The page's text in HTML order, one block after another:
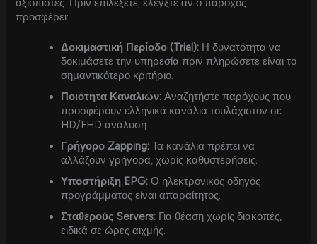
προσφέρει:
Δοκιμαστική Περίοδο (Trial): Η δυνατότητα να
δοκιμάσετε την υπηρεσία πριν πληρώσετε είναι το
σημαντικότερο κριτήριο.
Ποιότητα Καναλιών: Αναζητήστε παρόχους που
προσφέρουν ελληνικά κανάλια τουλάχιστον σε
HD/FHD ανάλυση.
Γρήγορο Zapping: Τα κανάλια πρέπει να
αλλάζουν γρήγορα, χωρίς καθυστερήσεις.
Υποστήριξη EPG: Ο ηλεκτρονικός οδηγός
προγράμματος είναι απαραίτητος.
Σταθερούς Servers: Για θέαση χωρίς διακοπές,
ειδικά σε ώρες αιχμής.